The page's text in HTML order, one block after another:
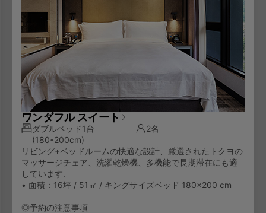
ワンダフル スイート
ダブルベッド1台
(180*200cm)
2名
リビング+ベッドルームの快適な設計、厳選されたトクヨの
マッサージチェア、洗濯乾燥機、多機能で長期滞在にも適
しています.
• 面積：16坪 / 51㎡ / キングサイズベッド 180×200 cm
◎予約の注意事項